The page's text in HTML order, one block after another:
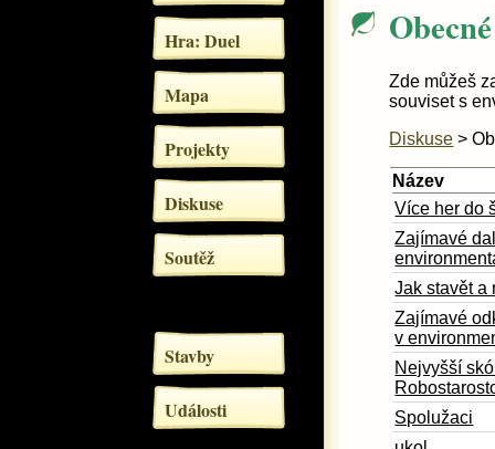
Hra: Duel
Mapa
Projekty
Diskuse
Soutěž
Stavby
Události
Zde můžeš
souviset s
Diskuse >
Název
Více her do
Zajímavé
Jak stavět a
Zajímavé
v
Nejvyšší
Spolužaci